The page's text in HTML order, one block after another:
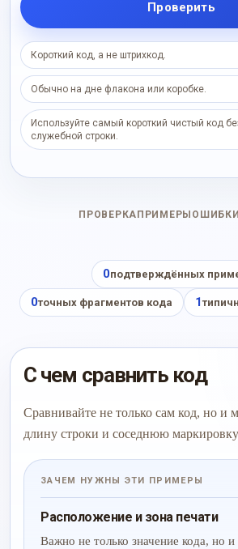
Проверить
Короткий код, а не штрихкод.
Обычно на дне флакона или коробке.
Используйте самый короткий чистый код
служебной строки.
ПРОВЕРКА ПРИМЕРЫ ОШИБКИ
0подтверждённых
0точных фрагментов кода 1
С чем сравнить код
Сравнивайте не только сам код, но и
длину строки и соседнюю
ЗАЧЕМ НУЖНЫ ЭТИ ПРИМЕРЫ
Расположение и зона печати
Важно не только значение кода, но и